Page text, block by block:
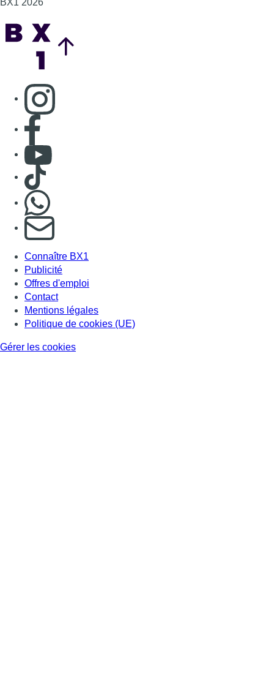
Consulter page Instagram
Consulter page Facebook
Consulter Youtube
Consulter TikTok
S'abonner à notre newsletter
Connaître BX1
Publicité
Offres d'emploi
Contact
Mentions légales
Politique de cookies (UE)
Gérer les cookies